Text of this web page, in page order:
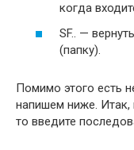
когда
SF.. —
(папку).
Помимо этого есть
напишем ниже. Итак,
то введите